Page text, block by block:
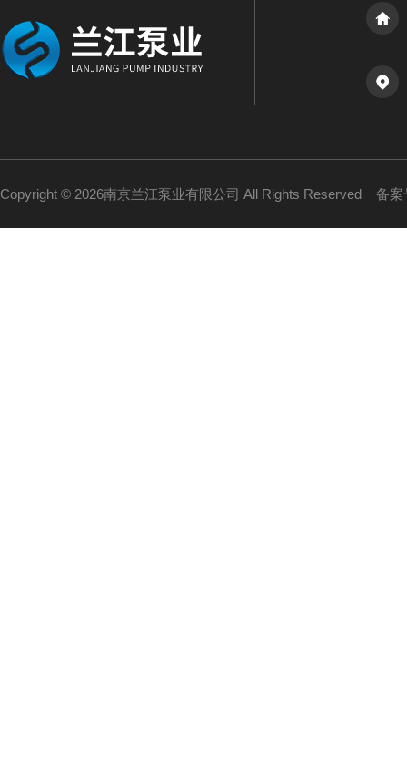
Copyright © 2026南京兰江泵业有限公司 All Rights Reserved 备案